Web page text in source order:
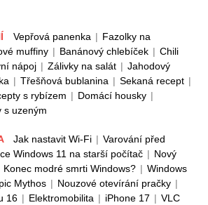
Vepřová panenka | Fazolky na
muffiny | Banánový chlebíček | Chili
nápoj | Zálivky na salát | Jahodový
| Třešňová bublanina | Sekaná recept |
s rybízem | Domácí housky |
s uzeným
Jak nastavit Wi-Fi | Varování před
Windows 11 na starší počítač | Nový
Konec modré smrti Windows? | Windows
Mythos | Nouzové otevírání pračky |
16 | Elektromobilita | iPhone 17 | VLC